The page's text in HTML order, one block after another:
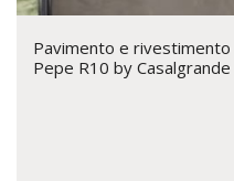
Pavimento e
Pepe R10 by Casalgrande